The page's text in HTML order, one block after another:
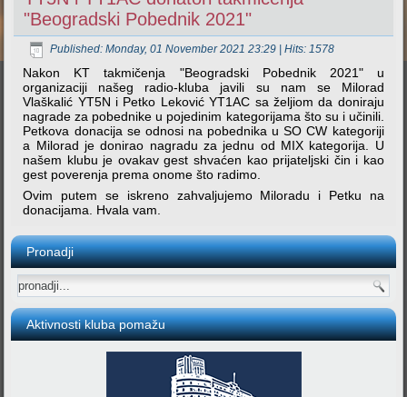
"Beogradski Pobednik 2021"
Published: Monday, 01 November 2021 23:29 | Hits: 1578
Nakon KT takmičenja "Beogradski Pobednik 2021" u
organizaciji našeg radio-kluba javili su nam se Milorad
Vlaškalić YT5N i Petko Leković YT1AC sa željiom da doniraju
nagrade za pobednike u pojedinim kategorijama što su i učinili.
Petkova donacija se odnosi na pobednika u SO CW kategoriji
a Milorad je donirao nagradu za jednu od MIX kategorija. U
našem klubu je ovakav gest shvaćen kao prijateljski čin i kao
gest poverenja prema onome što radimo.
Ovim putem se iskreno zahvaljujemo Miloradu i Petku na
donacijama. Hvala vam.
Pronadji
Aktivnosti kluba pomažu